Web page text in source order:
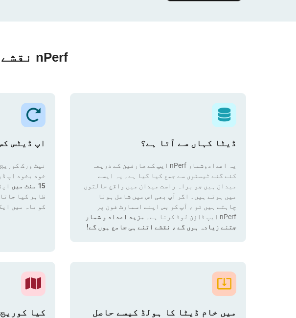
nPerf نقشے کیسے کام کرتے ہیں ؟
ڈیٹا کہاں سے آتا ہے؟
یہ اعدادوشمار nPerf ایپ کے صارفین کے ذریعہ
کئے گئے ٹیسٹوں سے جمع کیا گیا ہے۔ یہ ایسے
میدان ہیں جو براہ راست میدان میں واقع حالتوں
میں ہوتے ہیں۔ اگر آپ بھی اس میں شامل ہونا
چاہتے ہیں تو ، آپ کو بس اپنے اسمارٹ فون پر
nPerf ایپ ڈاؤن لوڈ کرنا ہے۔
مزید اعداد و شمار
جتنے زیادہ ہوں گے ، نقشے اتنے ہی جامع ہوں گے!
اپ ڈیٹس
نیٹ ورک
خود بخود اپ
15 منٹ میں
ظاہر کیا
کو ماہ میں
میں خام ڈیٹا کا ہولڈ کیسے حاصل
کیا